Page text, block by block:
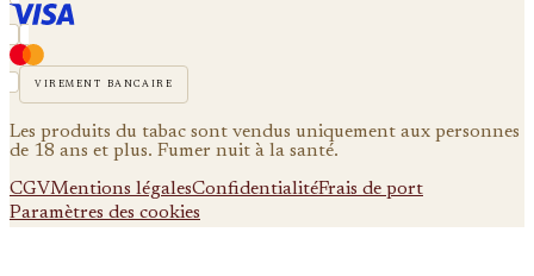
virement bancaire
Les produits du tabac sont vendus uniquement aux personnes
de 18 ans et plus. Fumer nuit à la santé.
CGVMentions légalesConfidentialitéFrais de port
Paramètres des cookies